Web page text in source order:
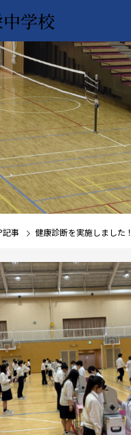
学校
記事 健康診断を実施しました！